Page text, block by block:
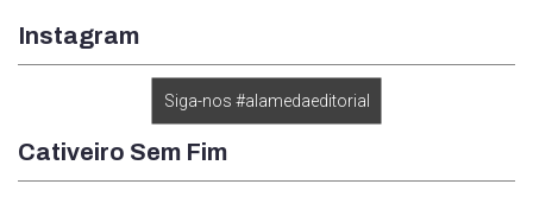
Instagram
Siga-nos #alamedaeditorial
Cativeiro Sem Fim